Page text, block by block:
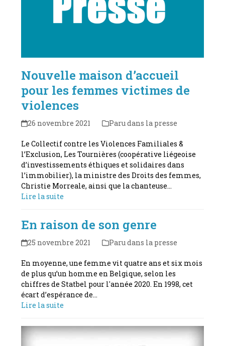
Nouvelle maison d’accueil
pour les femmes victimes de
violences
26 novembre 2021 Paru dans la presse
Le Collectif contre les Violences Familiales &
l’Exclusion, Les Tournières (coopérative liégeoise
d’investissements éthiques et solidaires dans
l’immobilier), la ministre des Droits des femmes,
Christie Morreale, ainsi que la chanteuse…
Lire la suite
En raison de son genre
25 novembre 2021 Paru dans la presse
En moyenne, une femme vit quatre ans et six mois
de plus qu’un homme en Belgique, selon les
chiffres de Statbel pour l'année 2020. En 1998, cet
écart d’espérance de…
Lire la suite